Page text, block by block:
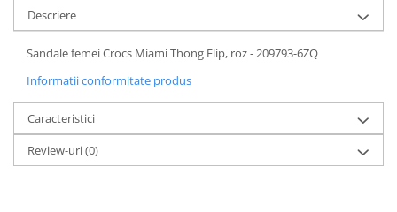
Descriere
Sandale femei Crocs Miami Thong Flip, roz - 209793-6ZQ
Informatii conformitate produs
Caracteristici
Review-uri(0)